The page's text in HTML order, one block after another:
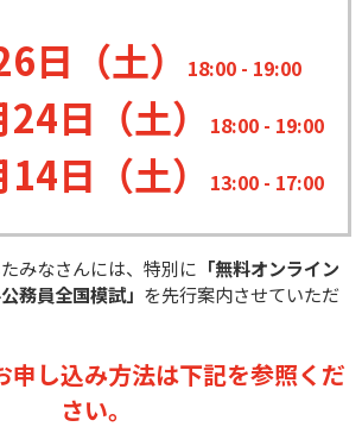
日（土）
18:00 - 19:00
日（土）
18:00 - 19:00
日（土） 13:00 - 17:00
みなさんには、特別に 「無料オンライン
務員全国模試」 を先行案内させていただ
申し込み方法は下記を参照くだ
さい。